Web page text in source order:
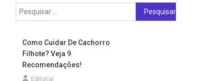
Pesquisar
por:
Como Cuidar De Cachorro
Filhote? Veja 9
Recomendações!
Editorial